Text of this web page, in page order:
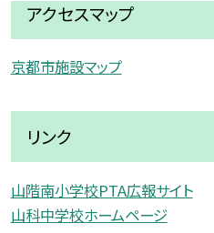
アクセスマップ
京都市施設マップ
リンク
山階南小学校PTA広報サイト
山科中学校ホームページ